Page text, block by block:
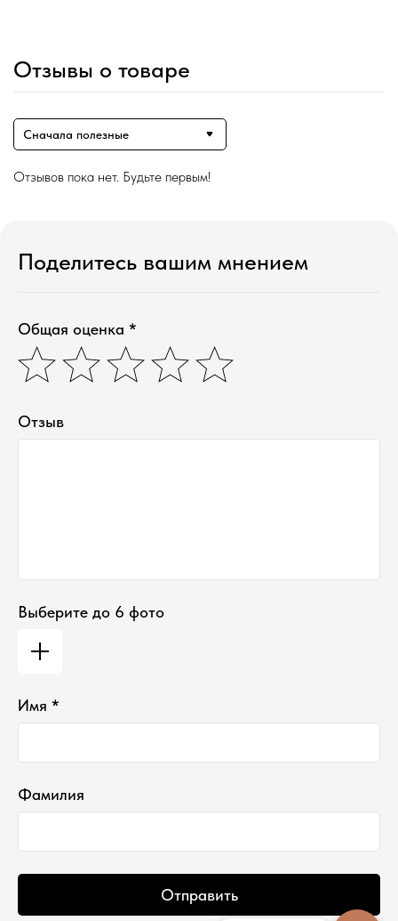
Отзывы о товаре
Сначала полезные
Отзывов пока нет. Будьте первым!
Поделитесь вашим мнением
Общая оценка *
Отзыв
Выберите до 6 фото
Имя *
Фамилия
Отправить